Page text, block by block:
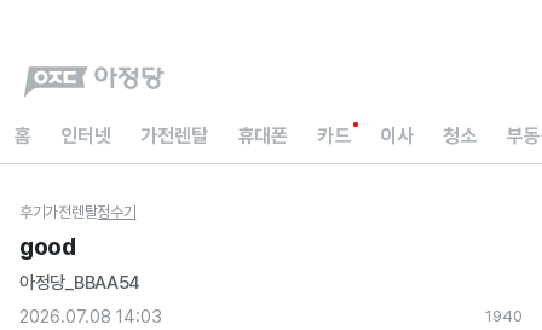
홈 인터넷 가전렌탈 휴대폰 카드 이사 청소 부
후기가전렌탈정수기
good
아정당_BBAA54
2026.07.08 14:03
1940